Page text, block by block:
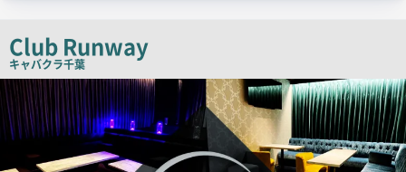
Club Runway
キャバクラ千葉
店
舗
PR
画
像